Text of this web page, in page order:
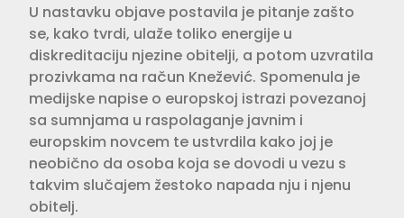
U nastavku objave postavila je pitanje zašto
se, kako tvrdi, ulaže toliko energije u
diskreditaciju njezine obitelji, a potom uzvratila
prozivkama na račun Knežević. Spomenula je
medijske napise o europskoj istrazi povezanoj
sa sumnjama u raspolaganje javnim i
europskim novcem te ustvrdila kako joj je
neobično da osoba koja se dovodi u vezu s
takvim slučajem žestoko napada nju i njenu
obitelj.